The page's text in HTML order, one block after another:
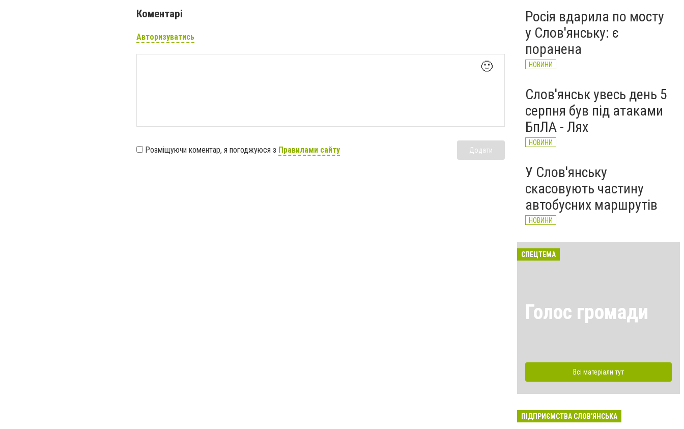
Коментарі
Авторизуватись
🙂
Розміщуючи коментар, я погоджуюся з Правилами сайту Додати
Росія вдарила по мосту
у Слов'янську: є
поранена
НОВИНИ
Слов'янськ увесь день 5
серпня був під атаками
БпЛА - Лях
НОВИНИ
У Слов'янську
скасовують частину
автобусних маршрутів
НОВИНИ
СПЕЦТЕМА
Голос громади
Всі матеріали тут
ПІДПРИЄМСТВА СЛОВ'ЯНСЬКА